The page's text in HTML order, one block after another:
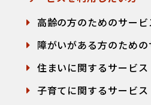
高齢の方のためのサービ
障がいがある方のため
住まいに関するサービス
子育てに関するサービス